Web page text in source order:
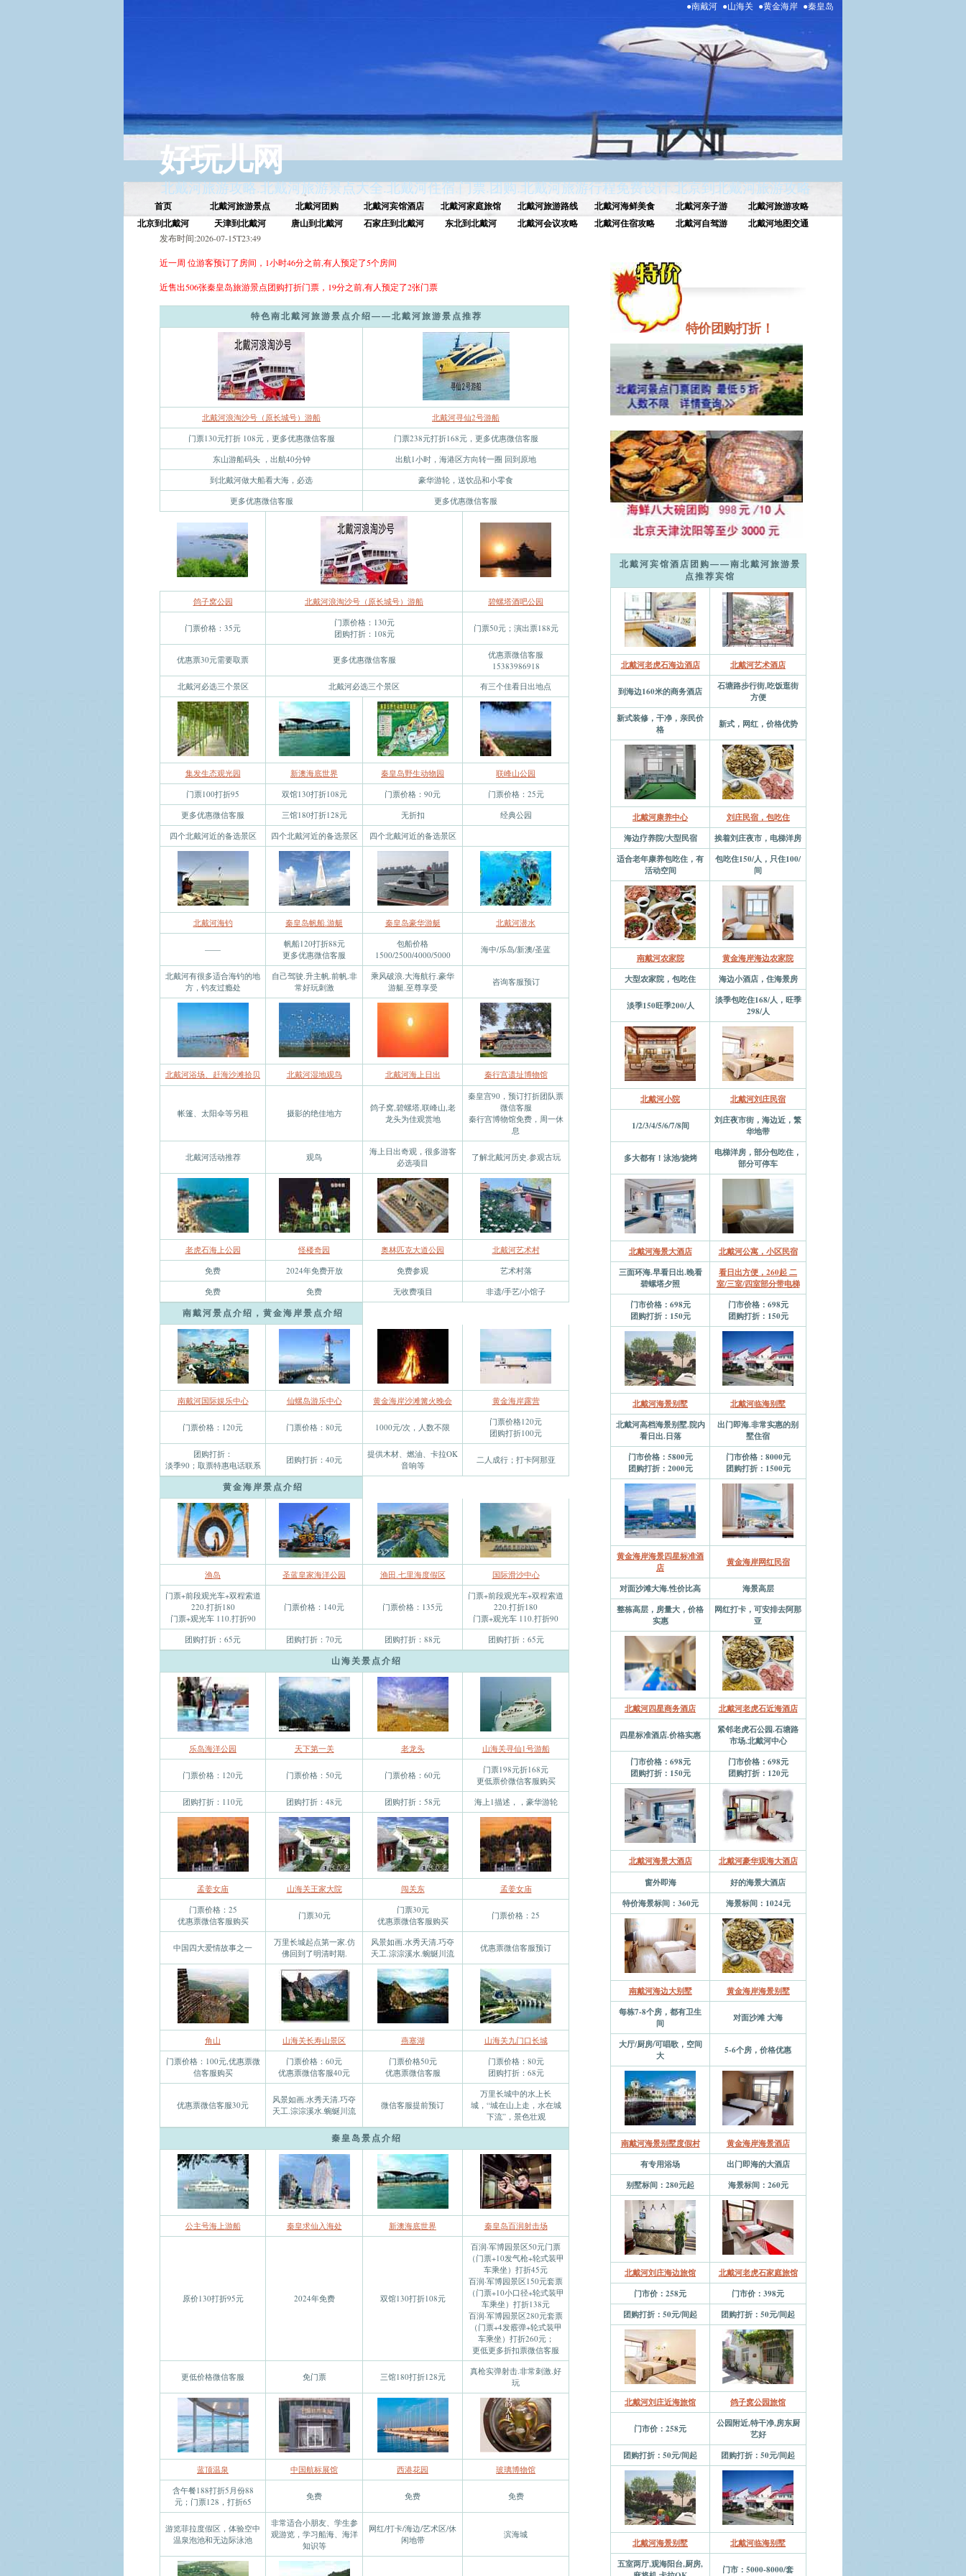
●南戴河 ●山海关 ●黄金海岸 ●秦皇岛
好玩儿网
北戴河旅游攻略.北戴河旅游景点大全.北戴河住宿.门票.团购.北戴河旅游行程免费设计.北京到北戴河旅游攻略
首页 北戴河旅游景点 北戴河团购 北戴河宾馆酒店 北戴河家庭旅馆 北戴河旅游路线 北戴河海鲜美食 北戴河亲子游
北戴河旅游攻略
北京到北戴河
天津到北戴河 唐山到北戴河 石家庄到北戴河 东北到北戴河 北戴河会议攻略 北戴河住宿攻略 北戴河自驾游 北戴河地图交通
发布时间:2026-07-15T23:49
近一周 位游客预订了房间，1小时46分之前,有人预定了5个房间
近售出 506张秦皇岛旅游景点团购打折门票，19分之前,有人预定了2张门票
特色南北戴河旅游景点介绍——北戴河旅游景点推荐
北戴河浪淘沙号（原长城号）游船
北戴河寻仙2号游船
门票130元打折 108元，更多优惠微信客服
门票238元打折168元，更多优惠微信客服
东山游船码头 ，出航40分钟
出航1小时，海港区方向转一圈 回到原地
到北戴河做大船看大海，必选
豪华游轮，送饮品和小零食
更多优惠微信客服
更多优惠微信客服
鸽子窝公园 北戴河浪淘沙号（原长城号）游船 碧螺塔酒吧公园
门票价格：35元
门票价格：130元
团购打折：108元
门票50元；演出票188元
优惠票30元需要取票 更多优惠微信客服
优惠票微信客服
15383986918
北戴河必选三个景区
北戴河必选三个景区 有三个佳看日出地点
集发生态观光园 新澳海底世界 秦皇岛野生动物园
联峰山公园
门票100打折95
双馆130打折108元 门票价格：90元
门票价格：25元
更多优惠微信客服
三馆180打折128元 无折扣
经典公园
四个北戴河近的备选景区
四个北戴河近的备选景区 四个北戴河近的备选景区
北戴河海钓 秦皇岛帆船.游艇 秦皇岛豪华游艇 北戴河潜水
——
帆船120打折88元
更多优惠微信客服
包船价格
1500/2500/4000/5000
海中/乐岛/新澳/圣蓝
北戴河有很多适合海钓的地
方，钓友过瘾处
自己驾驶.升主帆.前帆.非
常好玩刺激
乘风破浪.大海航行.豪华
游艇.至尊享受
咨询客服预订
北戴河浴场、赶海沙滩拾贝 北戴河湿地观鸟 北戴河海上日出 秦行宫遗址博物馆
帐篷、太阳伞等另租 摄影的绝佳地方
鸽子窝,碧螺塔,联峰山,老
龙头为佳观赏地
秦皇宫90，预订打折团队票
微信客服
秦行宫博物馆免费，周一休
息
北戴河活动推荐 观鸟
海上日出奇观，很多游客
必选项目
了解北戴河历史.参观古玩
老虎石海上公园 怪楼奇园 奥林匹克大道公园
北戴河艺术村
免费
2024年免费开放 免费参观
艺术村落
免费
免费 无收费项目 非遗/手艺/小馆子
南戴河景点介绍，黄金海岸景点介绍
南戴河国际娱乐中心 仙螺岛游乐中心 黄金海岸沙滩篝火晚会 黄金海岸露营
门票价格：120元 门票价格：80元 1000元/次，人数不限
门票价格120元
团购打折100元
团购打折：
淡季90；取票特惠电话联系
团购打折：40元
提供木材、燃油、卡拉OK
音响等
二人成行；打卡阿那亚
黄金海岸景点介绍
渔岛 圣蓝皇家海洋公园 渔田.七里海度假区
国际滑沙中心
门票+前段观光车+双程索道
220.打折180
门票+观光车 110.打折90
门票价格：140元 门票价格：135元
门票+前段观光车+双程索道
220.打折180
门票+观光车 110.打折90
团购打折：65元
团购打折：70元 团购打折：88元 团购打折：65元
山海关景点介绍
乐岛海洋公园 天下第一关 老龙头 山海关寻仙1号游船
门票价格：120元 门票价格：50元 门票价格：60元
门票198元折168元
更低票价微信客服购买
团购打折：110元
团购打折：48元 团购打折：58元 海上1描述，，豪华游轮
孟姜女庙 山海关王家大院 闯关东
孟姜女庙
门票价格：25
优惠票微信客服购买
门票30元
门票30元
优惠票微信客服购买
门票价格：25
中国四大爱情故事之一
万里长城起点第一家.仿
佛回到了明清时期.
风景如画.水秀天清.巧夺
天工.淙淙溪水.蜿蜒川流
优惠票微信客服预订
角山 山海关长寿山景区 燕塞湖
山海关九门口长城
门票价格：100元,优惠票微
信客服购买
门票价格：60元
优惠票微信客服40元
门票价格50元
优惠票微信客服
门票价格：80元
团购打折：68元
优惠票微信客服30元
风景如画.水秀天清.巧夺
天工.淙淙溪水.蜿蜒川流
微信客服提前预订
万里长城中的水上长
城，“城在山上走，水在城
下流”，景色壮观
秦皇岛景点介绍
公主号海上游船 秦皇求仙入海处 新澳海底世界 秦皇岛百润射击场
原价130打折95元 2024年免费 双馆130打折108元
百润·军博园景区50元门票
（门票+10发气枪+轮式装甲
车乘坐）打折45元
百润·军博园景区150元套票
（门票+10小口径+轮式装甲
车乘坐）打折138元
百润·军博园景区280元套票
（门票+4发霰弹+轮式装甲
车乘坐）打折260元；
更低更多折扣票微信客服
更低价格微信客服 免门票 三馆180打折128元
真枪实弹射击.非常刺激.好
玩
蓝顶温泉 中国航标展馆 西港花园
玻璃博物馆
含午餐188打折5月份88
元；门票128，打折65
免费 免费 免费
游览菲拉度假区，体验空中
温泉泡池和无边际泳池
非常适合小朋友、学生参
观游览，学习船海、海洋
知识等
网红/打卡/海边/艺术区/休
闲地带
滨海城
特价团购打折！
北戴河宾馆酒店团购——南北戴河旅游景
点推荐宾馆
北戴河老虎石海边酒店 北戴河艺术酒店
到海边160米的商务酒店
石塘路步行街,吃饭逛街
方便
新式装修，干净，亲民价
格
新式，网红，价格优势
北戴河康养中心
刘庄民宿，包吃住
海边疗养院/大型民宿
挨着刘庄夜市，电梯洋房
适合老年康养包吃住，有
活动空间
包吃住150/人，只住100/
间
南戴河农家院
黄金海岸海边农家院
大型农家院，包吃住
海边小酒店，住海景房
淡季150旺季200/人
淡季包吃住168/人，旺季
298/人
北戴河小院 北戴河刘庄民宿
1/2/3/4/5/6/7/8间
刘庄夜市街，海边近，繁
华地带
多大都有！泳池/烧烤
电梯洋房，部分包吃住，
部分可停车
北戴河海景大酒店
北戴河公寓，小区民宿
三面环海.早看日出.晚看
碧螺塔夕照
看日出方便，260起 二
室/三室/四室部分带电梯
门市价格：698元
团购打折：150元
门市价格：698元
团购打折：150元
北戴河海景别墅
北戴河临海别墅
北戴河高档海景别墅.院内
看日出.日落
出门即海.非常实惠的别
墅住宿
门市价格：5800元
团购打折：2000元
门市价格：8000元
团购打折：1500元
黄金海岸海景四星标准酒
店
黄金海岸网红民宿
对面沙滩大海.性价比高
海景高层
整栋高层，房量大，价格
实惠
网红打卡，可安排去阿那
亚
北戴河四星商务酒店 北戴河老虎石近海酒店
四星标准酒店.价格实惠
紧邻老虎石公园.石塘路
市场.北戴河中心
门市价格：698元
团购打折：150元
门市价格：698元
团购打折：120元
北戴河海景大酒店
北戴河豪华观海大酒店
窗外即海
好的海景大酒店
特价海景标间：360元
海景标间：1024元
南戴河海边大别墅
黄金海岸海景别墅
每栋7-8个房，都有卫生
间
对面沙滩 大海
大厅/厨房/可唱歌，空间
大
5-6个房，价格优惠
南戴河海景别墅度假村
黄金海岸海景酒店
有专用浴场
出门即海的大酒店
别墅标间：280元起
海景标间：260元
北戴河刘庄海边旅馆
北戴河老虎石家庭旅馆
门市价：258元
门市价：398元
团购打折：50元/间起
团购打折：50元/间起
北戴河刘庄近海旅馆 鸽子窝公园旅馆
门市价：258元
公园附近,特干净,房东厨
艺好
团购打折：50元/间起
团购打折：50元/间起
北戴河海景别墅
北戴河临海别墅
五室两厅,观海阳台,厨房,
门市：5000-8000/套